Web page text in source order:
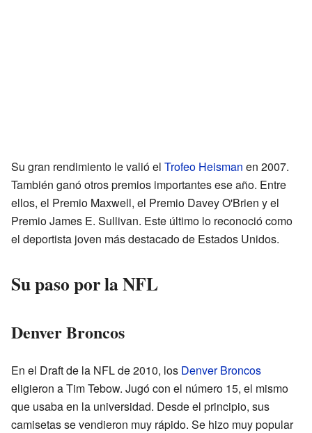
Su gran rendimiento le valió el Trofeo Heisman en 2007.
También ganó otros premios importantes ese año. Entre
ellos, el Premio Maxwell, el Premio Davey O'Brien y el
Premio James E. Sullivan. Este último lo reconoció como
el deportista joven más destacado de Estados Unidos.
Su paso por la NFL
Denver Broncos
En el Draft de la NFL de 2010, los Denver Broncos
eligieron a Tim Tebow. Jugó con el número 15, el mismo
que usaba en la universidad. Desde el principio, sus
camisetas se vendieron muy rápido. Se hizo muy popular